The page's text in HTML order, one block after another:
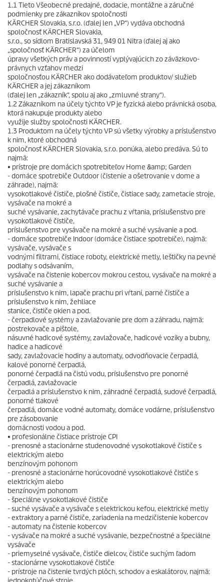
1.1 Tieto Všeobecné predajné, dodacie, montážne a záručné
podmienky pre zákazníkov spoločnosti
KÄRCHER Slovakia, s.r.o. (ďalej len „VP“) vydáva obchodná
spoločnosť KÄRCHER Slovakia,
s.r.o., so sídlom Bratislavská 31, 949 01 Nitra (ďalej aj ako
„spoločnosť KÄRCHER“) za účelom
úpravy všetkých práv a povinností vyplývajúcich zo záväzkovo-
právnych vzťahov medzi
spoločnosťou KÄRCHER ako dodávateľom produktov/ služieb
KÄRCHER a jej zákazníkom
(ďalej len „zákazník“, spolu aj ako „zmluvné strany“).
1.2 Zákazníkom na účely týchto VP je fyzická alebo právnická osoba,
ktorá nakupuje produkty alebo
využije služby spoločnosti KÄRCHER.
1.3 Produktom na účely týchto VP sú všetky výrobky a príslušenstvo
k nim, ktoré obchodná
spoločnosť KÄRCHER Slovakia, s.r.o. ponúka, alebo predáva. Sú to
najmä:
• prístroje pre domácich spotrebiteľov Home &amp; Garden
- domáce spotrebiče Outdoor (čistenie a ošetrovanie v dome a
záhrade), najmä:
vysokotlakové čističe, plošné čističe, čistiace sady, zametacie stroje,
vysávače na mokré a
suché vysávanie, zachytávače prachu z vŕtania, príslušenstvo pre
vysokotlakové čističe,
príslušenstvo pre vysávače na mokré a suché vysávanie a pod.
- domáce spotrebiče Indoor (domáce čistiace spotrebiče), najmä:
vysávače, vysávače s
vodnými filtrami, čistiace roboty, elektrické metly, leštičky na pevné
podlahy s odsávaním,
vysávače na čistenie kobercov mokrou cestou, vysávače na mokré a
suché vysávanie a
príslušenstvo k nim, lapače prachu pri vŕtaní, parné čističe a
príslušenstvo k nim, žehliace
stanice, čističe okien a pod.
- čerpadlové systémy a zavlažovanie pre dom a záhradu, najmä:
postrekovače a pištole,
násuvné hadicové systémy, zavlažovače, hadicové vozíky a bubny,
hadice a hadicové
sady, zavlažovacie hodiny a automaty, odvodňovacie čerpadlá,
kalové ponorné čerpadlá,
ponorné čerpadlá na čistú vodu, príslušenstvo pre ponorné
čerpadlá, zavlažovacie
čerpadlá a príslušenstvo k nim, záhradné čerpadlá, sudové čerpadlá,
ponorné tlakové
čerpadlá, domáce vodné automaty, domáce vodárne, príslušenstvo
pre zásobovanie
domácnosti vodou a pod.
• profesionálne čistiace prístroje CPI
- prenosné a stacionárne studenovodné vysokotlakové čističe s
elektrickým alebo
benzínovým pohonom
- prenosné a stacionárne horúcovodné vysokotlakové čističe s
elektrickým alebo
benzínovým pohonom
- špeciálne vysokotlakové čističe
- suché vysávače a vysávače s elektrickou kefou, elektrické metly
- extraktory a parné čističe, zariadenia na medzičistenie kobercov
- automaty na čistenie kobercov
- vysávače na mokré a suché vysávanie, bezpečnostné a špeciálne
vysávače
- priemyselné vysávače, čističe dielcov, čističe suchým ľadom
- stacionárne vysokotlakové čističe
- prístroje na čistenie tvrdých plôch, schodov a eskalátorov, najmä: